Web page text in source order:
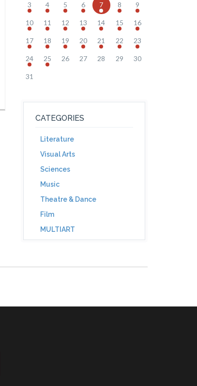
3 4 5 6 7 8 9
10 11 12 13 14 15 16
17 18 19 20 21 22 23
24 25 26 27 28 29 30
31
CATEGORIES
Literature
Visual Arts
Sciences
Music
Theatre & Dance
Film
MULTIART